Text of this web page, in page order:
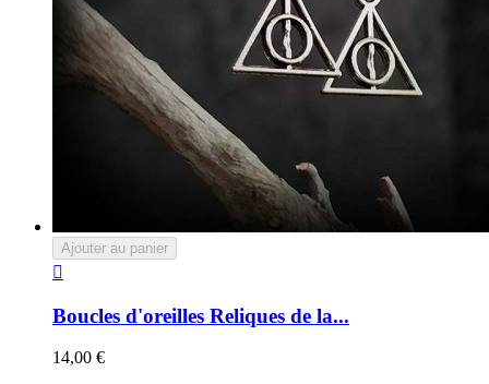
Ajouter au panier

Boucles d'oreilles Reliques de la...
14,00 €